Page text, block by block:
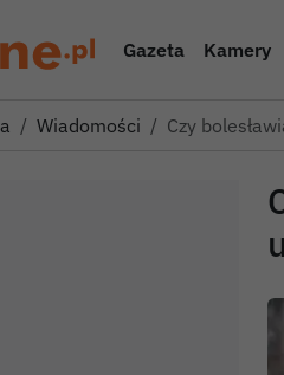
Gazeta Kamery
Wiadomości Czy